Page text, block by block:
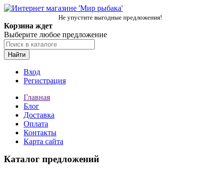
Не упустите выгодные предложения!
Корзина ждет
Выберите любое предложение
Найти
Вход
Регистрация
Главная
Блог
Доставка
Оплата
Контакты
Карта сайта
Каталог предложений